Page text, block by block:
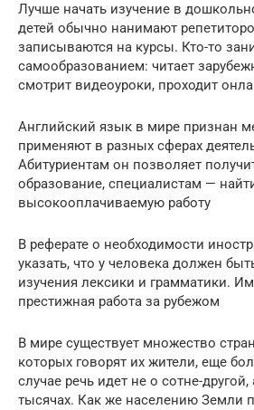
Лучше начать изучение в
детей обычно нанимают
записываются на курсы. Кто-то
самообразованием: читает
смотрит видеоуроки, проходит
Английский язык в мире признан
применяют в разных сферах
Абитуриентам он позволяет
образование, специалистам —
высокооплачиваемую работу
В реферате о необходимости
указать, что у человека должен
изучения лексики и грамматики.
престижная работа за рубежом
В мире существует множество
которых говорят их жители, еще
случае речь идет не о сотне-
тысячах. Как же населению Земли